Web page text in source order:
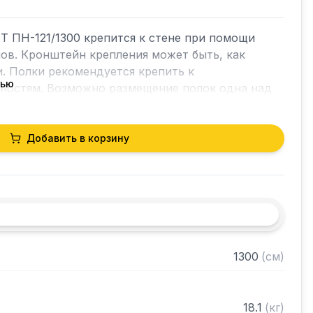
ПН-121/1300 крепится к стене при помощи
Кронштейн крепления может быть, как
Полки рекомендуется крепить к
Возможно размещение полок одна над
сталь толщиной 0,55 мм
Добавить в корзину
1300 (см)
18.1 (кг)